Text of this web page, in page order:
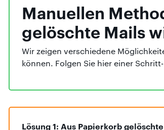
Manuellen
gelöschte Mails
Wir zeigen verschiedene
können. Folgen Sie hier einer
Lösung 1: Aus Papierkorb